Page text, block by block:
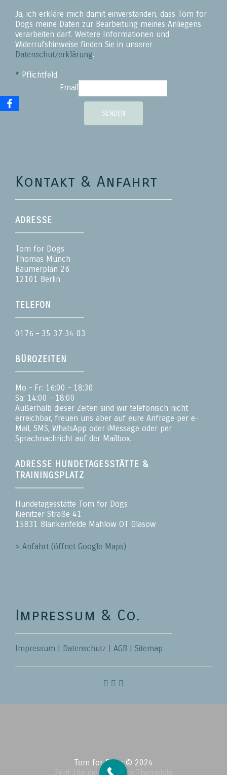
Ja, ich erkläre mich damit einverstanden, dass Tom for
Dogs meine Daten zur Bearbeitung meines Anliegens
verarbeiten darf. Weitere Informationen und
Widerrufshinweise finden Sie in unserer
Datenschutzerklärung.
* Pflichtfeld
Email
SENDEN
Kontakt & Anfahrt
ADRESSE
Tom for Dogs
Thomas Münch
Bäumerplan 26
12101 Berlin
TELEFON
0176 – 35 37 34 03
BÜROZEITEN
Mo – Fr: 16:00 – 18:30
Sa: 14:00 – 18:00
Außerhalb dieser Zeiten sind wir telefonisch nicht
erreichbar, freuen uns aber auf eure Anfrage per e-
Mail, SMS, WhatsApp oder iMessage oder per
Sprachnachricht auf der Mailbox.
ADRESSE HUNDETAGESSTÄTTE &
TRAININGSPLATZ
Hundetagesstätte Tom for Dogs
Kienitzer Straße 41
15831 Blankenfelde Mahlow OT Glasow
> Anfahrt (öffnet Google Maps)
Impressum & Co.
Impressum Datenschutz AGB Sitemap
Tom for Dogs © 2024
developed by